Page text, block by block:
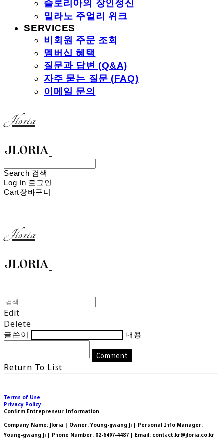
즐로리아의 장인정신
밀라노 주얼리 위크
SERVICES
비회원 주문 조회
멤버십 혜택
질문과 답변 (Q&A)
자주 묻는 질문 (FAQ)
이메일 문의
Jloria
Search 검색
Log In 로그인
Cart장바구니
Jloria
Edit
Delete
글쓴이
내용
Comment
Return To List
Terms of Use
Privacy Policy
Confirm Entrepreneur Information
Company Name: Jloria | Owner: Young-gwang Ji | Personal Info Manager:
Young-gwang Ji | Phone Number: 02-6407-4487 | Email: contact.kr@jloria.co.kr